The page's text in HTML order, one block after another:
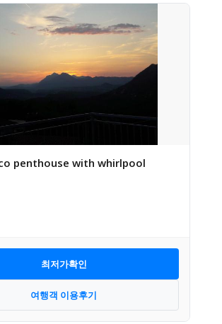
penthouse with whirlpool
최저가확인
여행객 이용후기